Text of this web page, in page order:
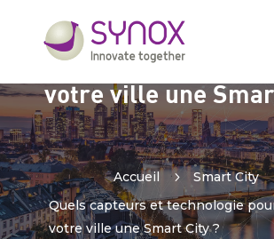
Quels capteurs
technologie pour
votre ville une
Accueil 5 Smart City
Quels capteurs et technologie
votre ville une Smart City ?